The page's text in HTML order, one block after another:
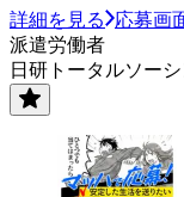
詳細を見る
応募画
派遣労働者
日研トータルソー